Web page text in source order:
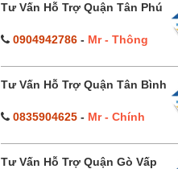
Tư Vấn Hỗ Trợ Quận Tân Phú
0904942786- Mr - Thông
Tư Vấn Hỗ Trợ Quận Tân Bình
0835904625- Mr - Chính
Tư Vấn Hỗ Trợ Quận Gò Vấp